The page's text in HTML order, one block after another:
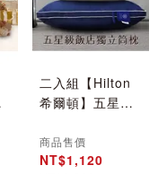
二入組【Hilton
希爾頓】五星級
離子抑菌獨立筒
枕/二色任選(枕
商品售價
NT$1,120